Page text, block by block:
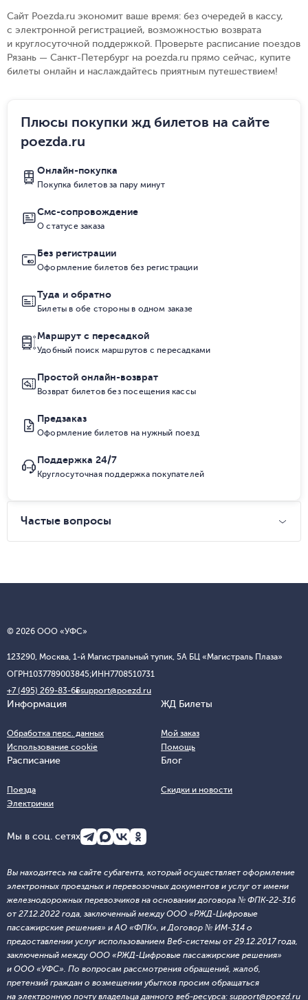
Сайт Poezda.ru экономит ваше время: без очередей в кассу,
с электронной регистрацией, возможностью возврата
и круглосуточной поддержкой. Проверьте расписание поездов
Рязань — Санкт-Петербург на poezda.ru прямо сейчас, купите
билеты онлайн и наслаждайтесь приятным путешествием!
Плюсы покупки жд билетов на сайте
poezda.ru
Онлайн-покупка
Покупка билетов за пару минут
Смс-сопровождение
О статусе заказа
Без регистрации
Оформление билетов без регистрации
Туда и обратно
Билеты в обе стороны в одном заказе
Маршрут с пересадкой
Удобный поиск маршрутов с пересадками
Простой онлайн-возврат
Возврат билетов без посещения кассы
Предзаказ
Оформление билетов на нужный поезд
Поддержка 24/7
Круглосуточная поддержка покупателей
Частые вопросы
© 2026 ООО «УФС»
123290, Москва, 1-й Магистральный тупик, 5А БЦ «Магистраль Плаза»
ОГРН1037789003845;ИНН7708510731
+7 (495) 269-83-65support@poezd.ru
Информация
Обработка перс. данных
Использование cookie
ЖД Билеты
Мой заказ
Помощь
Расписание
Поезда
Электрички
Блог
Скидки и новости
Мы в соц. сетях
Вы находитесь на сайте субагента, который осуществляет оформление
электронных проездных и перевозочных документов и услуг от имени
железнодорожных перевозчиков на основании договора № ФПК-22-316
от 27.12.2022 года, заключенный между ООО «РЖД-Цифровые
пассажирские решения» и АО «ФПК», и Договор № ИМ-314 о
предоставлении услуг использованием Веб-системы от 29.12.2017 года,
заключенный между ООО «РЖД-Цифровые пассажирские решения»
и ООО «УФС». По вопросам рассмотрения обращений, жалоб,
претензий граждан о возмещении убытков просим обращаться
на электронную почту владельца данного веб-ресурса: support@poezd.ru